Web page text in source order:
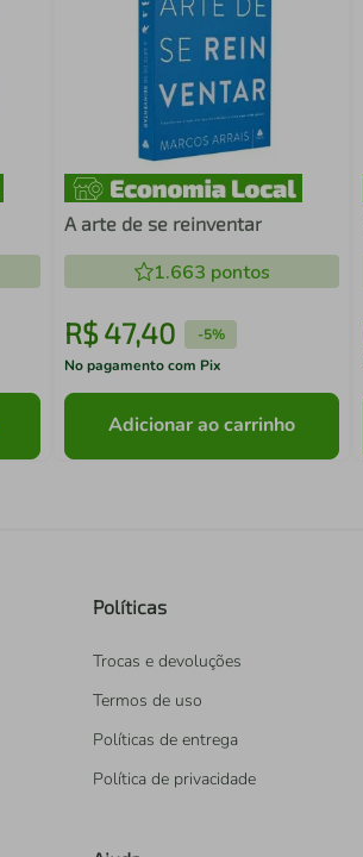
A arte de se reinventar
1.663 pontos
R$ 47,40 -5%
No pagamento com Pix
Adicionar ao carrinho
Políticas
Trocas e devoluções
Termos de uso
Políticas de entrega
Política de privacidade